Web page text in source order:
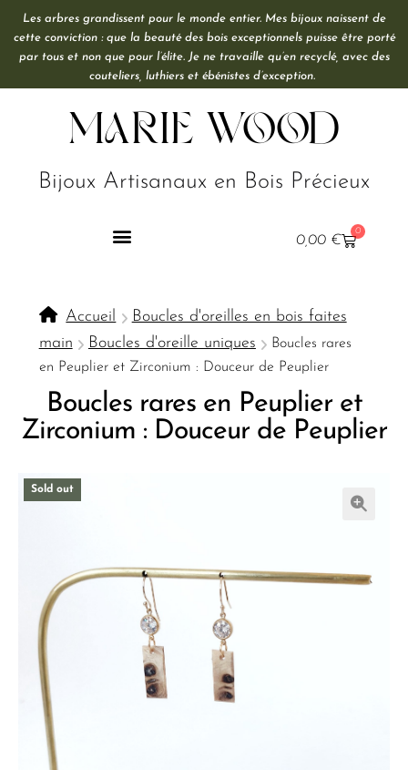
Les arbres grandissent pour le monde entier. Mes bijoux naissent de
cette conviction : que la beauté des bois exceptionnels puisse être porté
par tous et non que pour l’élite. Je ne travaille qu’en recyclé, avec des
couteliers, luthiers et ébénistes d’exception.
Marie Wood
Bijoux Artisanaux en Bois Précieux
0,00 €
0
Accueil
Boucles d'oreilles en bois faites
main
Boucles d'oreille uniques
Boucles rares
en Peuplier et Zirconium : Douceur de Peuplier
Boucles rares en Peuplier et
Zirconium : Douceur de Peuplier
Sold out